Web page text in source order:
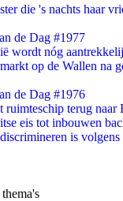
die 's nachts haar
de Dag #1977
wordt nóg
op de Wallen na
de Dag #1976
terug naar
eis tot inbouwen
is